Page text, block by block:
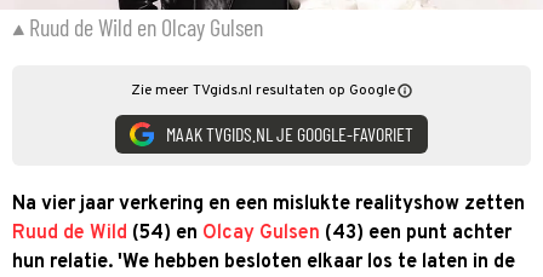
Ruud de Wild en Olcay Gulsen
Zie meer TVgids.nl resultaten op Google
MAAK TVGIDS.NL JE GOOGLE-FAVORIET
Na vier jaar verkering en een mislukte realityshow zetten
Ruud de Wild (54) en Olcay Gulsen (43) een punt achter
hun relatie. 'We hebben besloten elkaar los te laten in de